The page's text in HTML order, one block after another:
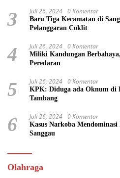
3 Juli 26, 2024 0 Komentar
Baru Tiga Kecamatan di
Pelanggaran Coklit
4 Juli 26, 2024 0 Komentar
Miliki Kandungan
Peredaran
5 Juli 26, 2024 0 Komentar
KPK: Diduga ada Oknum di
Tambang
6 Juli 26, 2024 0 Komentar
Kasus Narkoba
Sanggau
Olahraga